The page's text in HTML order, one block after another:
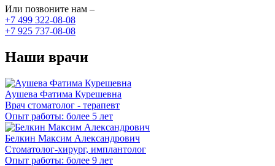
Или позвоните нам –
+7 499 322-08-08
+7 925 737-08-08
Наши врачи
Аушева Фатима Курешевна
Врач стоматолог - терапевт
Опыт работы: более 5 лет
Белкин Максим Александрович
Стоматолог-хирург, имплантолог
Опыт работы: более 9 лет